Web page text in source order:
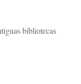
bibliotecas